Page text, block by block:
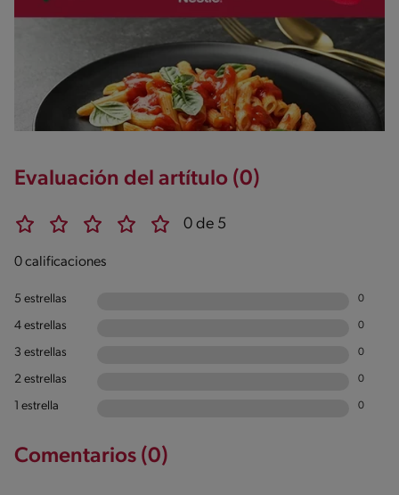
Evaluación del artítulo (0)
0 de 5
0 calificaciones
5 estrellas 0
4 estrellas 0
3 estrellas 0
2 estrellas 0
1 estrella 0
Comentarios (0)